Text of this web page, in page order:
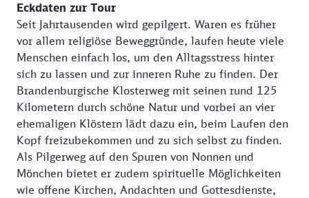
Eckdaten zur Tour
Seit Jahrtausenden wird gepilgert. Waren es früher
vor allem religiöse Beweggründe, laufen heute viele
Menschen einfach los, um den Alltagsstress hinter
sich zu lassen und zur inneren Ruhe zu finden. Der
Brandenburgische Klosterweg mit seinen rund 125
Kilometern durch schöne Natur und vorbei an vier
ehemaligen Klöstern lädt dazu ein, beim Laufen den
Kopf freizubekommen und zu sich selbst zu finden.
Als Pilgerweg auf den Spuren von Nonnen und
Mönchen bietet er zudem spirituelle Möglichkeiten
wie offene Kirchen, Andachten und Gottesdienste,